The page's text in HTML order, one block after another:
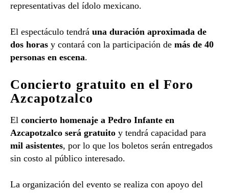
representativas del ídolo mexicano.
El espectáculo tendrá una duración aproximada de
dos horas y contará con la participación de más de 40
personas en escena.
Concierto gratuito en elForo
Azcapotzalco
El concierto homenaje a Pedro Infante en
Azcapotzalco será gratuito y tendrá capacidad para
mil asistentes, por lo que los boletos serán entregados
sin costo al público interesado.
La organización del evento se realiza con apoyo del